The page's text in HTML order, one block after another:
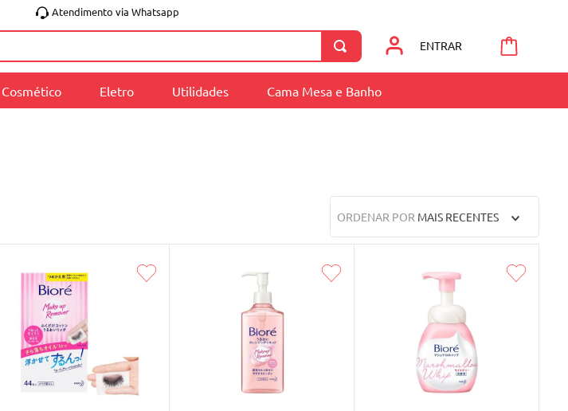
Atendimento via Whatsapp
ENTRAR
Cosmético Eletro Utilidades Cama Mesa e Banho
ORDENAR POR MAIS RECENTES